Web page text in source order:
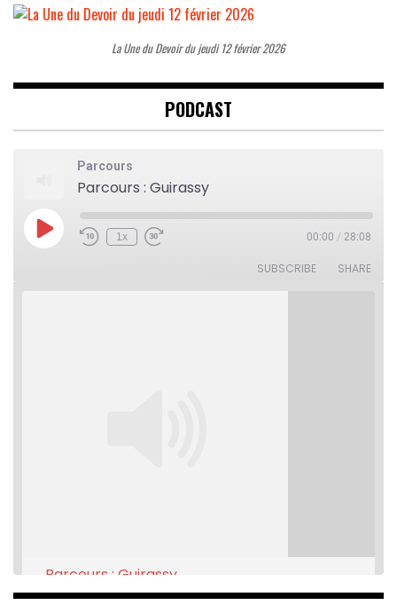
La Une du Devoir du jeudi 12 février 2026
PODCAST
Parcours
Parcours : Guirassy
Play
Episode
Rewind
1x
Fast
00:00 / 28:08
SUBSCRIBE SHARE
Parcours : Guirassy
Feb 16, 2021 • 28:08